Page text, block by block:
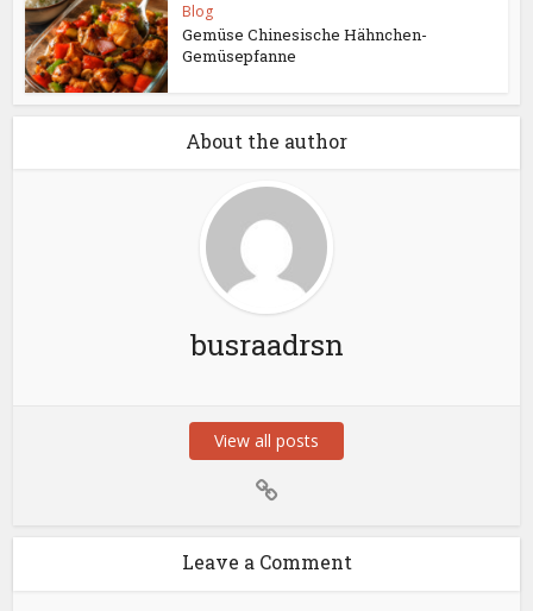
Blog
Gemüse Chinesische Hähnchen-
Gemüsepfanne
About the author
busraadrsn
View all posts
Leave a Comment